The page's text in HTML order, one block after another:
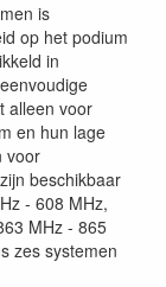
is
op het podium
in
alleen voor
en hun lage
voor
beschikbaar
- 608 MHz,
MHz - 865
zes systemen